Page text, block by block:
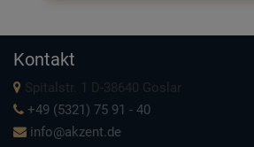
Kontakt
Spitalstr. 1 D-38640 Goslar
+49 (5321) 75 91 - 40
info@akzent.de